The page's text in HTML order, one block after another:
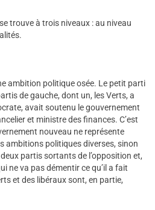
trouve à trois niveaux : au niveau
ambition politique osée. Le petit parti
de gauche, dont un, les Verts, a
avait soutenu le gouvernement
et ministre des finances. C’est
nouveau ne représente
ambitions politiques diverses, sinon
partis sortants de l’opposition et,
ne va pas démentir ce qu’il a fait
et des libéraux sont, en partie,